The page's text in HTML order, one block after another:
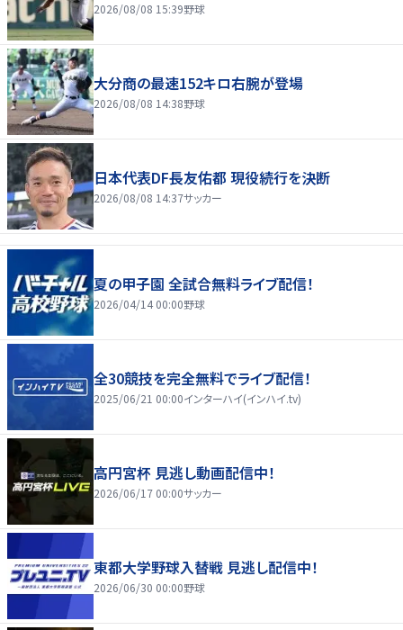
2026/08/08 15:39野球
大分商の最速152キロ右腕が登場
2026/08/08 14:38野球
日本代表DF長友佑都 現役続行を決断
2026/08/08 14:37サッカー
夏の甲子園 全試合無料ライブ配信！
2026/04/14 00:00野球
全30競技を完全無料でライブ配信！
2025/06/21 00:00インターハイ(インハイ.tv)
高円宮杯 見逃し動画配信中！
2026/06/17 00:00サッカー
東都大学野球入替戦 見逃し配信中！
2026/06/30 00:00野球